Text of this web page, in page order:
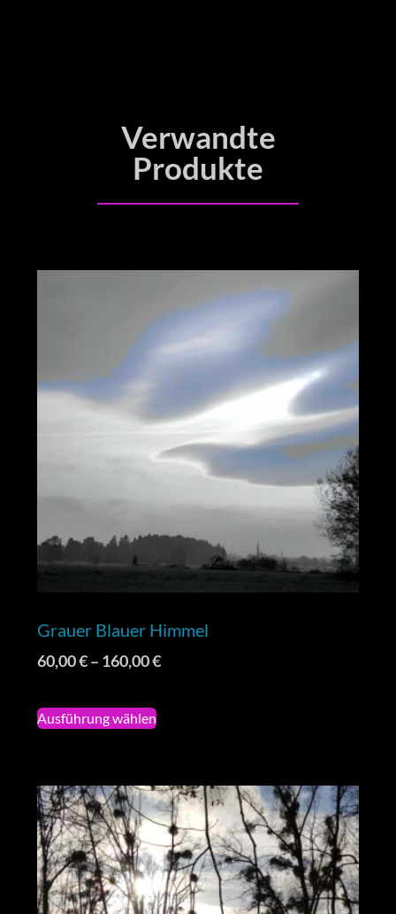
Verwandte
Produkte
Grauer Blauer Himmel
60,00€– 160,00€
Ausführung wählen